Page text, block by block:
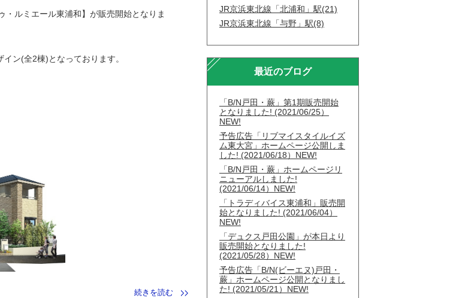
・ルミエール東浦和】が販売開始となりま
ン(全2棟)となっております。
続きを読む
JR京浜東北線「北浦和」駅(21)
JR京浜東北線「与野」駅(8)
最近のブログ
「B/N戸田・蕨」第1期販売開始
となりました! (2021/06/25）
NEW!
予告広告「リブマイスタイルイズ
ム東大宮」ホームページ公開しま
した! (2021/06/18）NEW!
「B/N戸田・蕨」ホームページリ
ニューアルしました!
(2021/06/14）NEW!
「トラディバイス東浦和」販売開
始となりました! (2021/06/04）
NEW!
「デュクス戸田公園」が本日より
販売開始となりました!
(2021/05/28）NEW!
予告広告「B/N(ビーエヌ)戸田・
蕨」ホームページ公開となりまし
た! (2021/05/21）NEW!